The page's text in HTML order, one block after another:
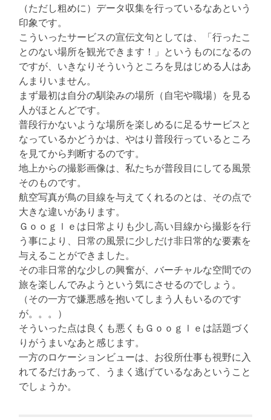
（ただし粗めに）データ収集を行っているなあという
印象です。
こういったサービスの宣伝文句としては、「行ったこ
とのない場所を観光できます！」というものになるの
ですが、いきなりそういうところを見はじめる人はあ
んまりいません。
まず最初は自分の馴染みの場所（自宅や職場）を見る
人がほとんどです。
普段行かないような場所を楽しめるに足るサービスと
なっているかどうかは、やはり普段行っているところ
を見てから判断するのです。
地上からの撮影画像は、私たちが普段目にしてる風景
そのものです。
航空写真が鳥の目線を与えてくれるのとは、その点で
大きな違いがあります。
Ｇｏｏｇｌｅは日常よりも少し高い目線から撮影を行
う事により、日常の風景に少しだけ非日常的な要素を
与えることができました。
その非日常的な少しの興奮が、バーチャルな空間での
旅を楽しんでみようという気にさせるのでしょう。
（その一方で嫌悪感を抱いてしまう人もいるのです
が。。。）
そういった点は良くも悪くもＧｏｏｇｌｅは話題づく
りがうまいなあと感じます。
一方のロケーションビューは、お役所仕事も視野に入
れてるだけあって、うまく逃げているなあということ
でしょうか。